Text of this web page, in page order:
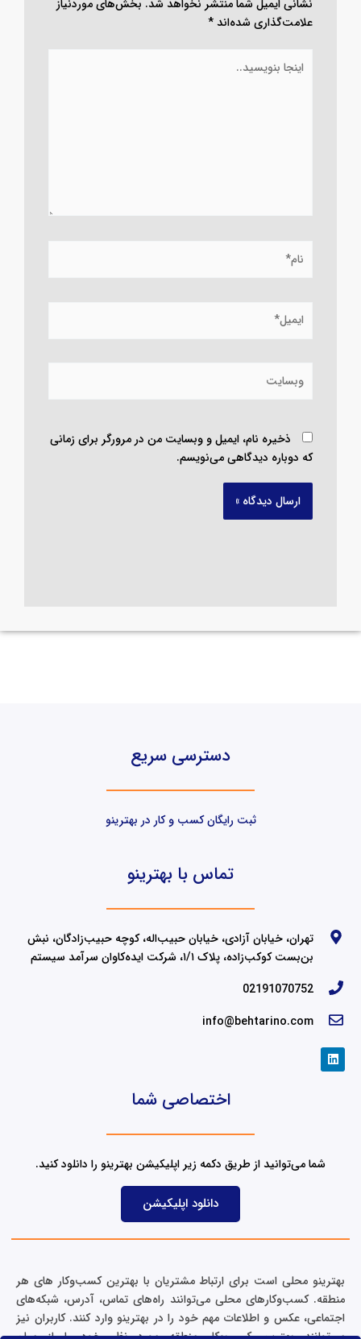
نشانی ایمیل شما منتشر نخواهد شد. بخش‌های موردنیاز
علامت‌گذاری شده‌اند*
بنویسید..
ذخیره نام، ایمیل و وبسایت من در مرورگر برای زمانی
که دوباره دیدگاهی می‌نویسم.
دسترسی سریع
ثبت رایگان کسب و کار در بهترینو
تماس با بهترینو
تهران، خیابان آزادی، خیابان حبیب‌اله، کوچه حبیب‌زادگان، نبش
بن‌بست کوکب‌زاده، پلاک ۱/۱، شرکت ایده‌کاوان سرآمد سیستم
02191070752
info@behtarino.com
L
i
n
اختصاصی شما
شما می‌توانید از طریق دکمه زیر اپلیکیشن بهترینو را دانلود کنید.
دانلود اپلیکیشن
بهترینو محلی است برای ارتباط مشتریان با بهترین کسب‌وکار های هر
منطقه. کسب‌وکارهای محلی می‌توانند راه‌های تماس، آدرس، شبکه‌های
اجتماعی، عکس و اطلاعات مهم خود را در بهترینو وارد کنند. کاربران نیز